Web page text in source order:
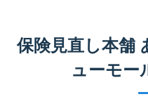
保険見直し本舗
ューモー